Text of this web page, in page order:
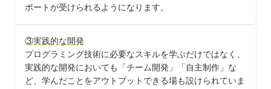
ポートが受けられるようになります。
③実践的な開発
プログラミング技術に必要なスキルを学ぶだけではなく、
実践的な開発においても「チーム開発」「自主制作」な
ど、学んだことをアウトプットできる場も設けられていま